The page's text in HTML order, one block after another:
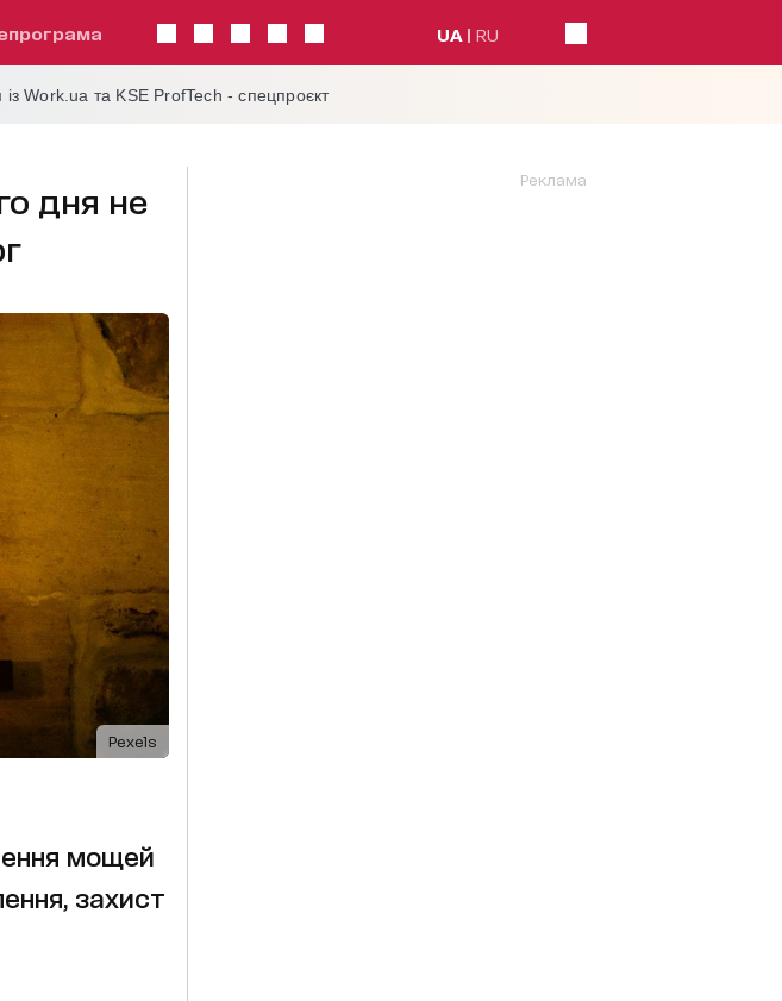
UA RU
Work.ua та KSE ProfTech - спецпроєкт
дня не
Pexels
мощей
захист
Реклама